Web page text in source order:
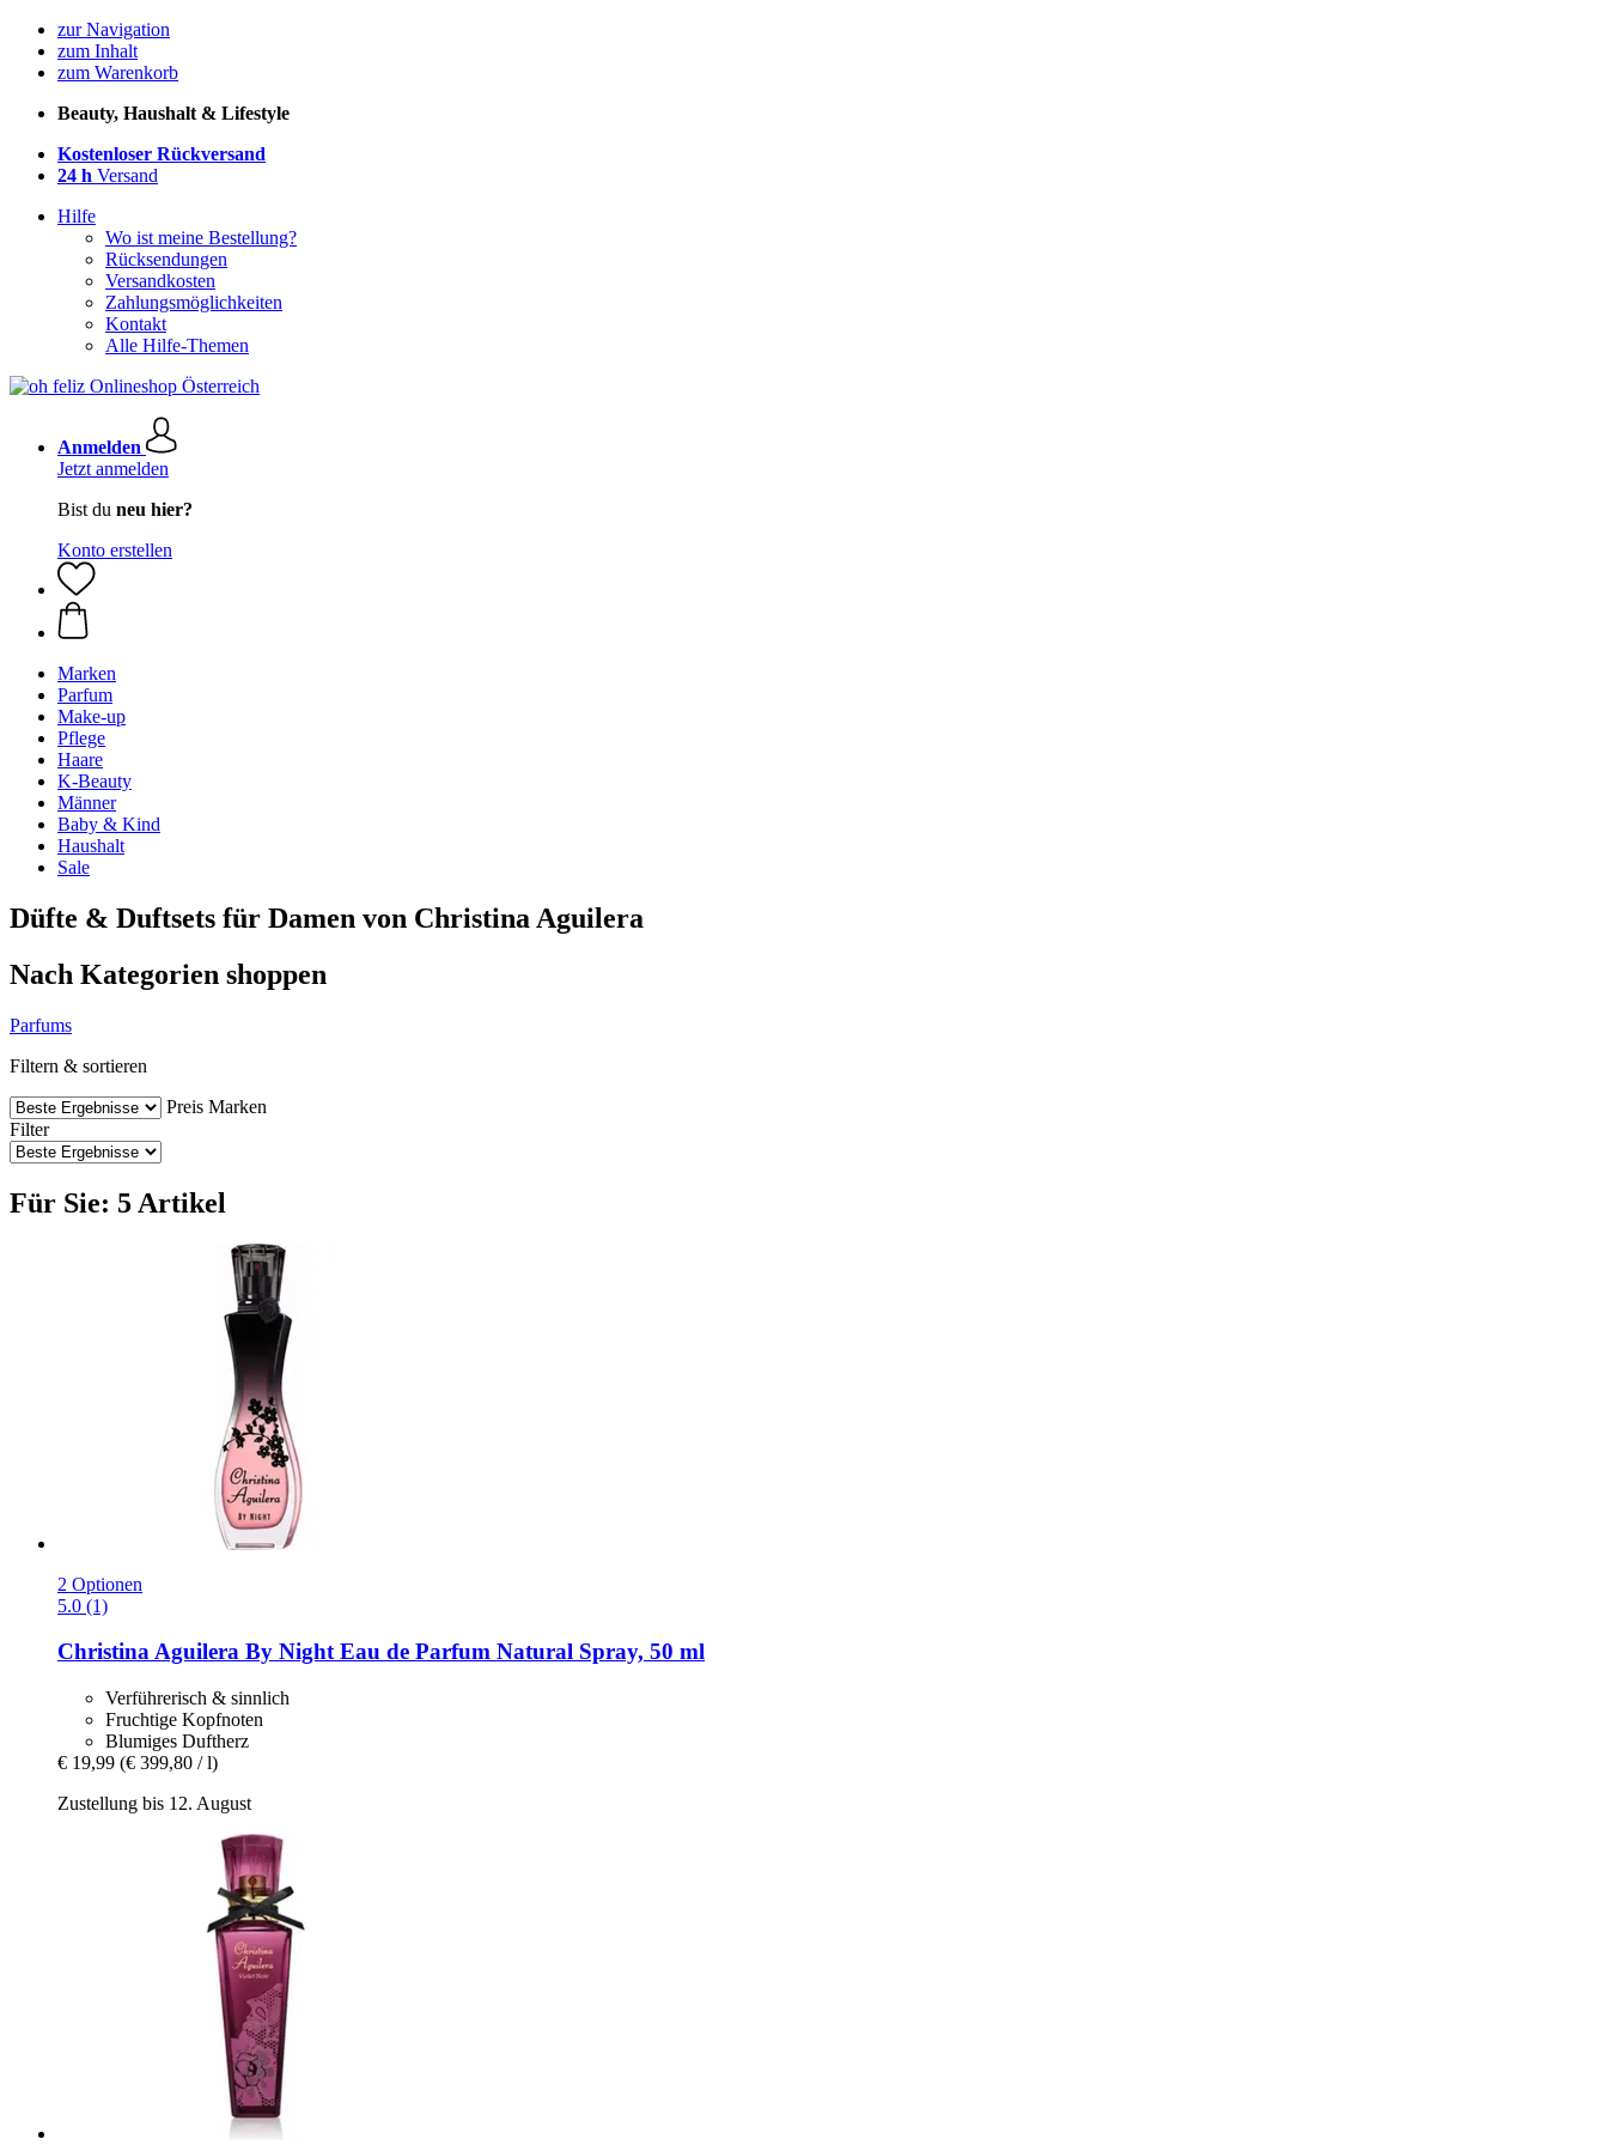
zur Navigation
zum Inhalt
zum Warenkorb
Beauty, Haushalt & Lifestyle
Kostenloser Rückversand
24 h Versand
Hilfe
Wo ist meine Bestellung?
Rücksendungen
Versandkosten
Zahlungsmöglichkeiten
Kontakt
Alle Hilfe-Themen
Anmelden
Jetzt anmelden
Bist du neu hier?
Konto erstellen
Marken
Parfum
Make-up
Pflege
Haare
K-Beauty
Männer
Baby & Kind
Haushalt
Sale
Düfte & Duftsets für Damen von Christina Aguilera
Nach Kategorien shoppen
Parfums
Filtern & sortieren
Preis Marken
Filter
Für Sie: 5 Artikel
2 Optionen
5.0 (1)
Christina Aguilera By Night Eau de Parfum Natural Spray, 50 ml
Verführerisch & sinnlich
Fruchtige Kopfnoten
Blumiges Duftherz
€ 19,99 (€ 399,80 / l)
Zustellung bis 12. August